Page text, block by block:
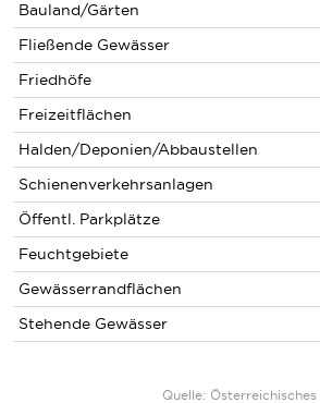
Bauland/Gärten
Fließende Gewässer
Friedhöfe
Freizeitflächen
Halden/Deponien/Abbaustellen
Schienenverkehrsanlagen
Öffentl. Parkplätze
Feuchtgebiete
Gewässerrandflächen
Stehende Gewässer
Quelle: